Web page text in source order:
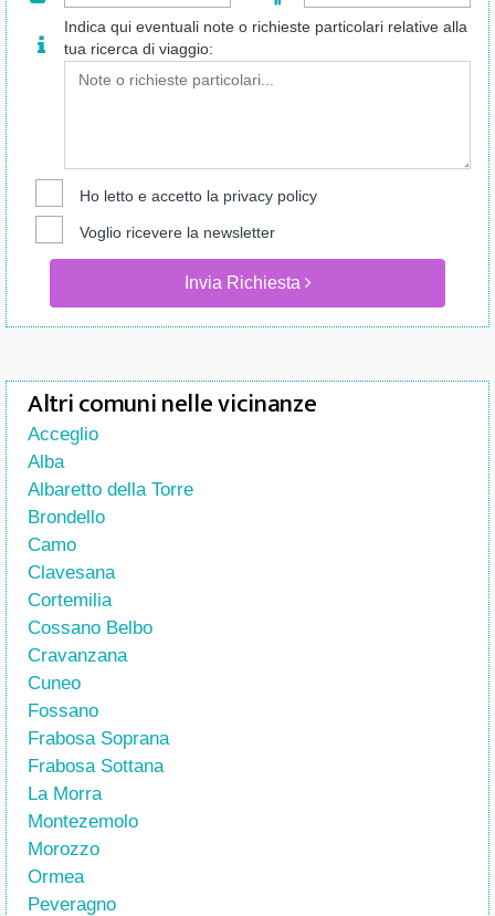
Indica qui eventuali note o richieste particolari relative alla
tua ricerca di viaggio:
Ho letto e accetto la privacy policy
Voglio ricevere la newsletter
Invia Richiesta
Altri comuni nelle vicinanze
Acceglio
Alba
Albaretto della Torre
Brondello
Camo
Clavesana
Cortemilia
Cossano Belbo
Cravanzana
Cuneo
Fossano
Frabosa Soprana
Frabosa Sottana
La Morra
Montezemolo
Morozzo
Ormea
Peveragno